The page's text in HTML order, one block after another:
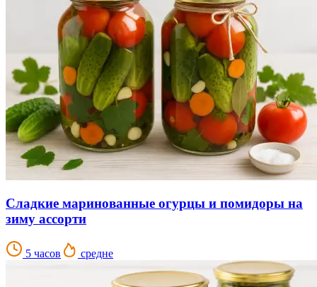
Сладкие маринованные огурцы и помидоры на
зиму ассорти
5 часов средне